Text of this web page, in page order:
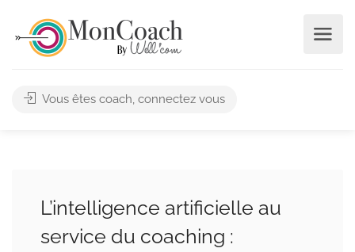
Vous êtes coach, connectez vous
L’intelligence artificielle au
service du coaching :